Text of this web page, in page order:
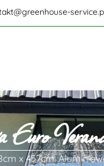
Euro
x 457cm.